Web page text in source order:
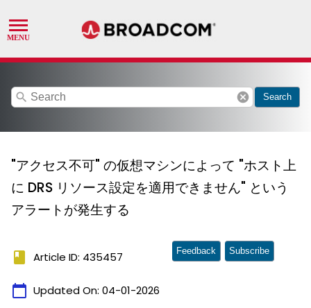
search cancel Search
"アクセス不可" の仮想マシンによって "ホスト上
に DRS リソース設定を適用できません" という
アラートが発生する
book Article ID: 435457
calendar_today Updated On: 04-01-2026
Feedback Subscribe